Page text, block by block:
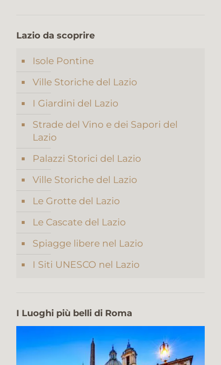
Lazio da scoprire
Isole Pontine
Ville Storiche del Lazio
I Giardini del Lazio
Strade del Vino e dei Sapori del
Lazio
Palazzi Storici del Lazio
Ville Storiche del Lazio
Le Grotte del Lazio
Le Cascate del Lazio
Spiagge libere nel Lazio
I Siti UNESCO nel Lazio
I Luoghi più belli di Roma